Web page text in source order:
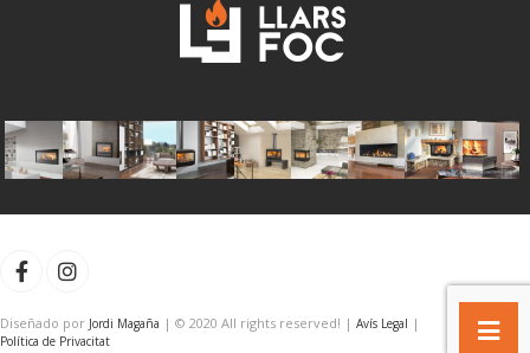
Diseñado por Jordi Magaña | © 2020 All rights reserved! | Avís Legal |
Política de Privacitat